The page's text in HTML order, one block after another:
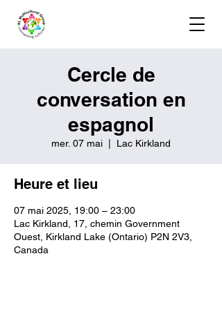
Cercle de
conversation en
espagnol
mer. 07 mai Lac Kirkland
Heure et lieu
07 mai 2025, 19:00 – 23:00
Lac Kirkland, 17, chemin Government
Ouest, Kirkland Lake (Ontario) P2N 2V3,
Canada